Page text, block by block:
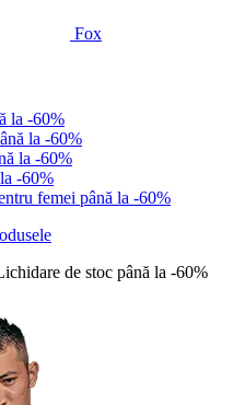
Fox
la -60%
la -60%
la -60%
-60%
femei până la -60%
de stoc până la -60%